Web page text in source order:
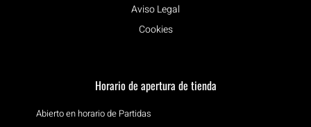
Aviso Legal
Cookies
Horario de apertura de tienda
Abierto en horario de Partidas